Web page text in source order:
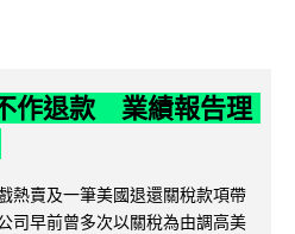
作退款 業績報告理
熱賣及一筆美國退還關稅款項帶
司早前曾多次以關稅為由調高美